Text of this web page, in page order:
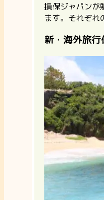
損保ジャパンが
ます。それぞれ
新・海外旅行